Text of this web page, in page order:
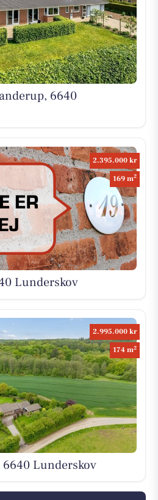
6640
2.395.000 kr
169 m2
Lunderskov
2.995.000 kr
174 m2
Lunderskov